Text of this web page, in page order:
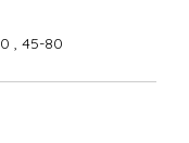
, 45-80